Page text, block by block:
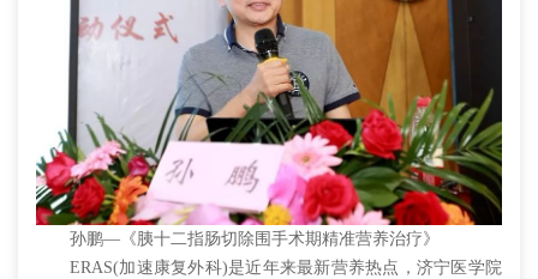
孙鹏—《胰十二指肠切除围手术期精准营养治疗》
ERAS(加速康复外科)是近年来最新营养热点，济宁医学院